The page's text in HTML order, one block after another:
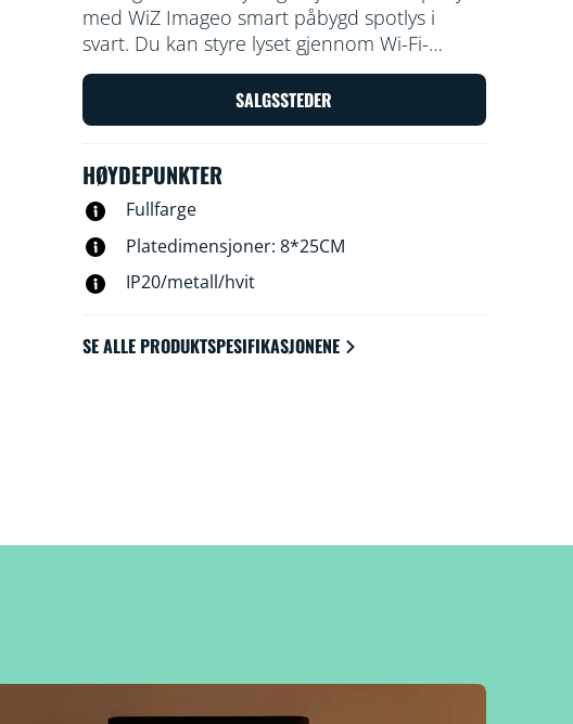
med WiZ Imageo smart påbygd spotlys i
svart. Du kan styre lyset gjennom Wi-Fi-
nettverket i både WiZ-appen og via stemmen
SALGSSTEDER
HØYDEPUNKTER
Fullfarge
Platedimensjoner: 8*25CM
IP20/metall/hvit
SE ALLE PRODUKTSPESIFIKASJONENE